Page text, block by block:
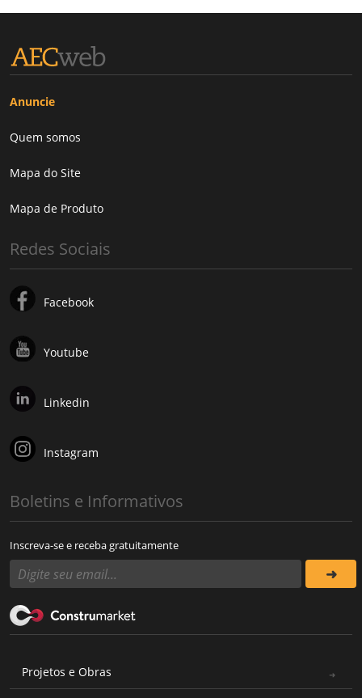
Anuncie
Quem somos
Mapa do Site
Mapa de Produto
Redes Sociais
Facebook
Youtube
Linkedin
Instagram
Boletins e Informativos
Inscreva-se e receba gratuitamente
Projetos e Obras